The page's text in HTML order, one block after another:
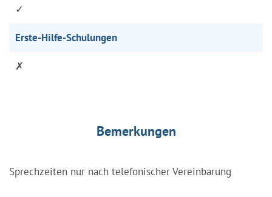
✓
Erste-Hilfe-Schulungen
✗
Bemerkungen
Sprechzeiten nur nach telefonischer Vereinbarung